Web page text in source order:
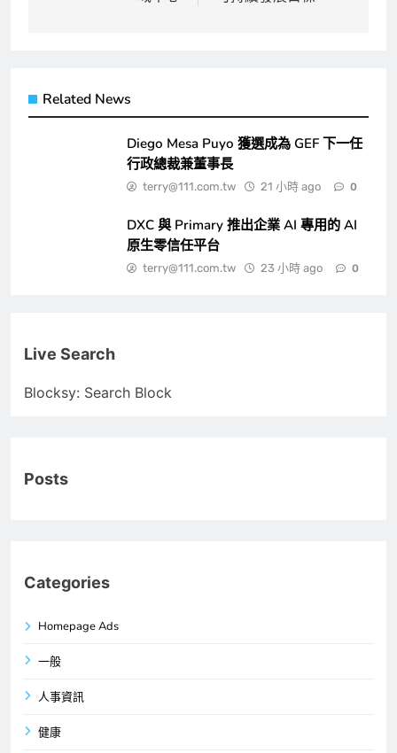
Related News
Diego Mesa Puyo 獲選成為 GEF 下一任
行政總裁兼董事長
terry@111.com.tw 21 小時 ago 0
DXC 與 Primary 推出企業 AI 專用的 AI
原生零信任平台
terry@111.com.tw 23 小時 ago 0
Live Search
Blocksy: Search Block
Posts
Categories
Homepage Ads
一般
人事資訊
健康